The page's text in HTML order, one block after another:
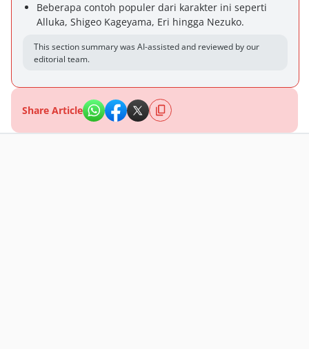
Beberapa contoh populer dari karakter ini seperti
Alluka, Shigeo Kageyama, Eri hingga Nezuko.
This section summary was AI-assisted and reviewed by our
editorial team.
Share Article